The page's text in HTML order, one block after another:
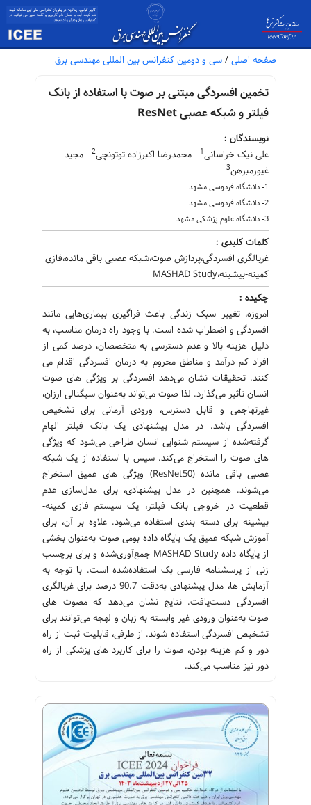
صفحه اصلی / سی و دومین کنفرانس بین المللی مهندسی برق
تخمین افسردگی مبتنی بر صوت با استفاده از بانک
فیلتر و شبکه عصبی ResNet
نویسندگان :
علی نیک خراسانی1 محمدرضا اکبرزاده توتونچی2
مجید
غیورمبرهن3
1- دانشگاه فردوسی مشهد
2- دانشگاه فردوسی مشهد
3- دانشگاه علوم پزشکی مشهد
کلمات کلیدی :
غربالگری افسردگی،پردازش صوت،شبکه عصبی باقی مانده،فازی
کمینه-بیشینه،MASHAD Study
چکیده :
امروزه، تغییر سبک زندگی باعث فراگیری بیماری‌هایی مانند
افسردگی و اضطراب شده است. با وجود راه درمان مناسب، به
دلیل هزینه بالا و عدم دسترسی به متخصصان، درصد کمی از
افراد کم درآمد و مناطق محروم به درمان افسردگی اقدام می
کنند. تحقیقات نشان می‌دهد افسردگی بر ویژگی های صوت
انسان تأثیر می‌گذارد. لذا صوت می‌تواند به‌عنوان سیگنالی ارزان،
غیرتهاجمی و قابل دسترس، ورودی آرمانی برای تشخیص
افسردگی باشد. در مدل پیشنهادی یک بانک فیلتر الهام
گرفته‌شده از سیستم شنوایی انسان طراحی می‌شود که ویژگی
های صوت را استخراج می‌کند. سپس با استفاده از یک شبکه
عصبی باقی مانده (ResNet50) ویژگی های عمیق استخراج
می‌شوند. همچنین در مدل پیشنهادی، برای مدل‌سازی عدم
قطعیت در خروجی بانک فیلتر، یک سیستم فازی کمینه-
بیشینه برای دسته بندی استفاده می‌شود. علاوه بر آن، برای
آموزش شبکه عمیق یک پایگاه داده بومی صوت به‌عنوان بخشی
از پایگاه داده MASHAD Study جمع‌آوری‌شده و برای برچسب
زنی از پرسشنامه فارسی بک استفاده‌شده است. با توجه به
آزمایش ها، مدل پیشنهادی به‌دقت 90.7 درصد برای غربالگری
افسردگی دست‌یافت. نتایج نشان می‌دهد که مصوت های
صوت به‌عنوان ورودی غیر وابسته به زبان و لهجه می‌توانند برای
تشخیص افسردگی استفاده شوند. از طرفی، قابلیت ثبت از راه
دور و کم هزینه بودن، صوت را برای کاربرد های پزشکی از راه
دور نیز مناسب می‌کند.